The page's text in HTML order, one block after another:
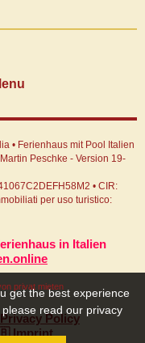
• Ferienhaus mit Pool Italien
Peschke - Version 19-
• CIR:
per uso turistico:
in Italien
privat mieten
Privacy Policy
Imprint
get the best experience
read our privacy